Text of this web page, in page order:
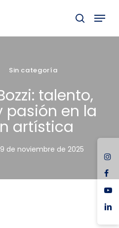
buscar
Menu
Sin categoría
talento,
pasión en la
artística
de noviembre de 2025